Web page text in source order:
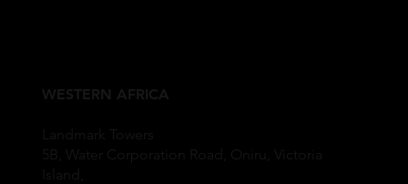
WESTERN AFRICA
Landmark Towers
5B, Water Corporation Road, Oniru, Victoria